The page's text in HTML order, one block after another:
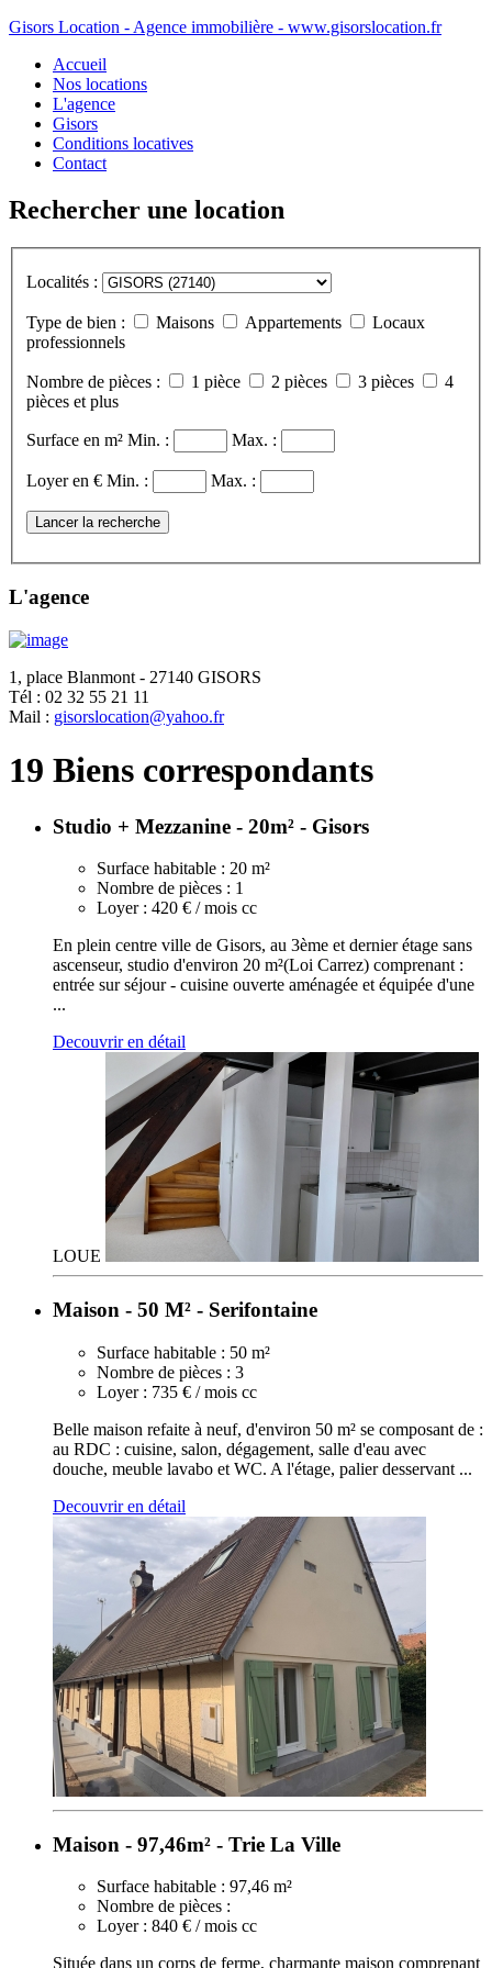
Gisors Location - Agence immobilière - www.gisorslocation.fr
Accueil
Nos locations
L'agence
Gisors
Conditions locatives
Contact
Rechercher une location
Localités :
Type de bien : Maisons Appartements
Locaux
professionnels
Nombre de pièces : 1 pièce 2 pièces 3 pièces
4
pièces et plus
Surface en m² Min. : Max. :
Loyer en € Min. : Max. :
Lancer la recherche
L'agence
1, place Blanmont - 27140 GISORS
Tél : 02 32 55 21 11
Mail : gisorslocation@yahoo.fr
19 Biens correspondants
Studio + Mezzanine - 20m² - Gisors
Surface habitable : 20 m²
Nombre de pièces : 1
Loyer : 420 € / mois cc
En plein centre ville de Gisors, au 3ème et dernier étage sans
ascenseur, studio d'environ 20 m²(Loi Carrez) comprenant :
entrée sur séjour - cuisine ouverte aménagée et équipée d'une
...
Decouvrir en détail
LOUE
Maison - 50 M² - Serifontaine
Surface habitable : 50 m²
Nombre de pièces : 3
Loyer : 735 € / mois cc
Belle maison refaite à neuf, d'environ 50 m² se composant de :
au RDC : cuisine, salon, dégagement, salle d'eau avec
douche, meuble lavabo et WC. A l'étage, palier desservant ...
Decouvrir en détail
Maison - 97,46m² - Trie La Ville
Surface habitable : 97,46 m²
Nombre de pièces :
Loyer : 840 € / mois cc
Située dans un corps de ferme, charmante maison comprenant